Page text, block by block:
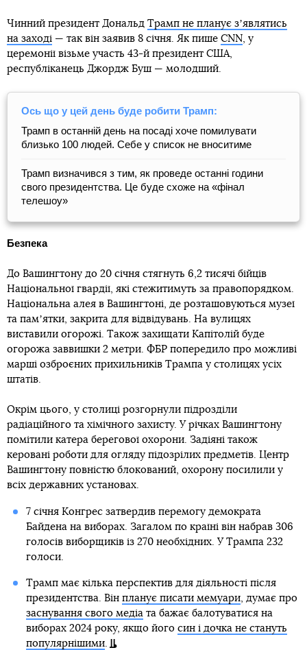
Чинний президент Дональд Трамп не планує зʼявлятись
на заході — так він заявив 8 січня. Як пише CNN, у
церемонії візьме участь 43-й президент США,
республіканець Джордж Буш — молодший.
Ось що у цей день буде робити Трамп:
Трамп в останній день на посаді хоче помилувати
близько 100 людей. Себе у список не вноситиме
Трамп визначився з тим, як проведе останні години
свого президентства. Це буде схоже на «фінал
телешоу»
Безпека
До Вашингтону до 20 січня стягнуть 6,2 тисячі бійців
Національної гвардії, які стежитимуть за правопорядком.
Національна алея в Вашингтоні, де розташовуються музеї
та памʼятки, закрита для відвідувань. На вулицях
виставили огорожі. Також захищати Капітолій буде
огорожа заввишки 2 метри. ФБР попередило про можливі
марші озброєних прихильників Трампа у столицях усіх
штатів.
Окрім цього, у столиці розгорнули підрозділи
радіаційного та хімічного захисту. У річках Вашингтону
помітили катера берегової охорони. Задіяні також
керовані роботи для огляду підозрілих предметів. Центр
Вашингтону повністю блокований, охорону посилили у
всіх державних установах.
7 січня Конгрес затвердив перемогу демократа
Байдена на виборах. Загалом по країні він набрав 306
голосів виборщиків із 270 необхідних. У Трампа 232
голоси.
Трамп має кілька перспектив для діяльності після
президентства. Він планує писати мемуари, думає про
заснування свого медіата бажає балотуватися на
виборах 2024 року, якщо його син і дочка не стануть
популярнішими.